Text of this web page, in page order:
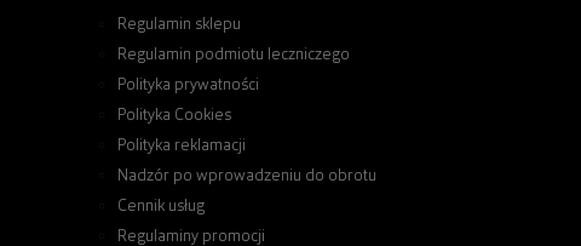
Regulamin sklepu
Regulamin podmiotu leczniczego
Polityka prywatności
Polityka Cookies
Polityka reklamacji
Nadzór po wprowadzeniu do obrotu
Cennik usług
Regulaminy promocji